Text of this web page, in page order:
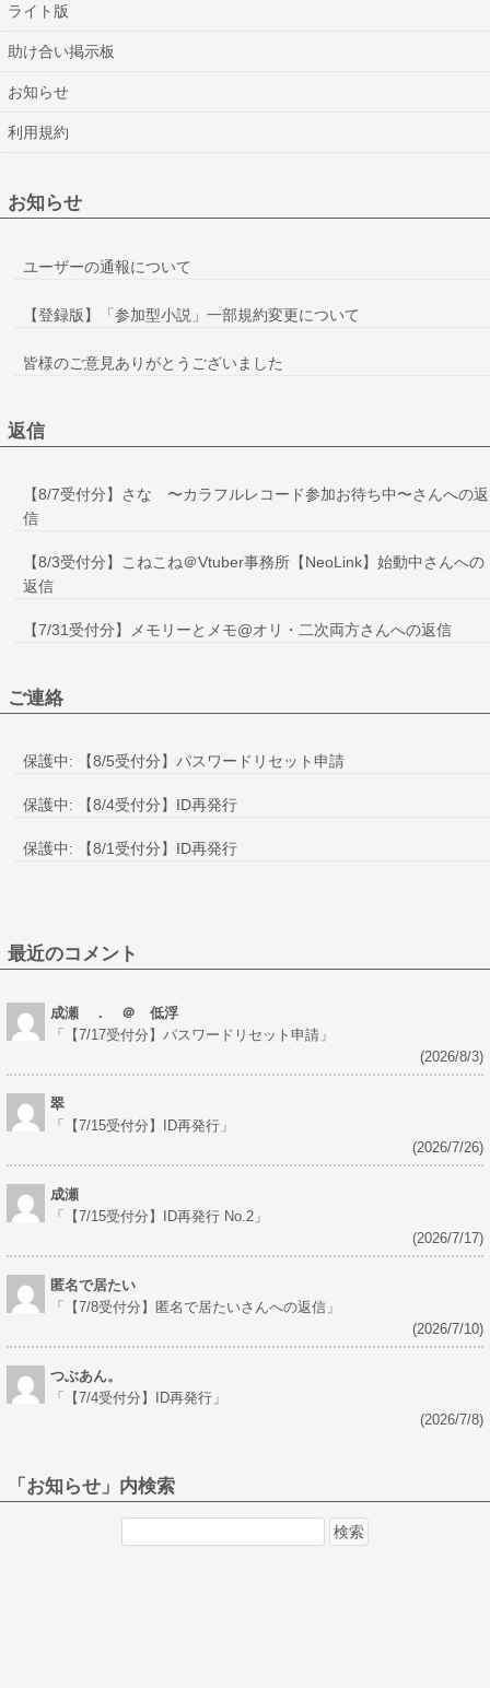
ライト版
助け合い掲示板
お知らせ
利用規約
お知らせ
ユーザーの通報について
【登録版】「参加型小説」一部規約変更について
皆様のご意見ありがとうございました
返信
【8/7受付分】さな 〜カラフルレコード参加お待ち中〜さんへの返
信
【8/3受付分】こねこね＠Vtuber事務所【NeoLink】始動中さんへの
返信
【7/31受付分】メモリーとメモ@オリ・二次両方さんへの返信
ご連絡
保護中: 【8/5受付分】パスワードリセット申請
保護中: 【8/4受付分】ID再発行
保護中: 【8/1受付分】ID再発行
最近のコメント
成瀬 ． ＠ 低浮
「
【7/17受付分】パスワードリセット申請 」
(2026/8/3)
翠
「
【7/15受付分】ID再発行 」
(2026/7/26)
成瀬
「
【7/15受付分】ID再発行 No.2 」
(2026/7/17)
匿名で居たい
「
【7/8受付分】匿名で居たいさんへの返信 」
(2026/7/10)
つぶあん。
「
【7/4受付分】ID再発行 」
(2026/7/8)
「お知らせ」内検索